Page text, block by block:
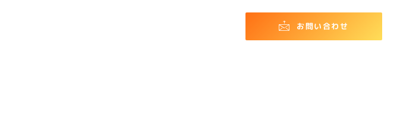
お問い合わせ